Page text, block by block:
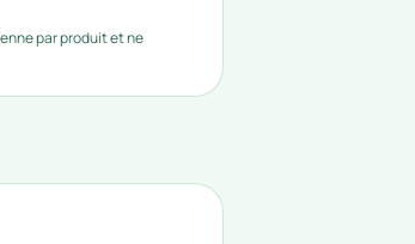
par produit et ne